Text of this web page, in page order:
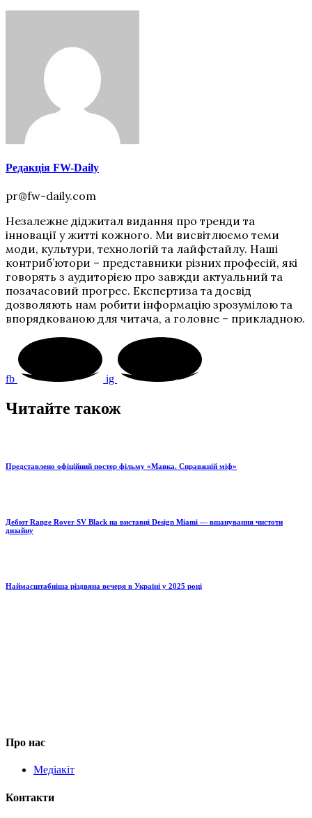
Редакція FW-Daily
pr@fw-daily.com
Незалежне діджитал видання про тренди та
інновації у житті кожного. Ми висвітлюємо теми
моди, культури, технологій та лайфстайлу. Наші
контриб’ютори – представники різних професій, які
говорять з аудиторією про завжди актуальний та
позачасовий прогрес. Експертиза та досвід
дозволяють нам робити інформацію зрозумілою та
впорядкованою для читача, а головне – прикладною.
fb ig
Читайте також
Представлено офіційний постер фільму «Мавка. Справжній міф»
Дебют Range Rover SV Black на виставці Design Miami — вшанування чистоти
дизайну
Наймасштабніша різдвяна вечеря в Україні у 2025 році
Про нас
Медіакіт
Контакти